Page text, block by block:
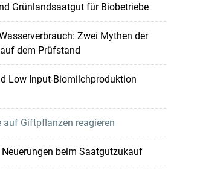
Grünlandsaatgut für Biobetriebe
Zwei Mythen der
dem Prüfstand
Low Input-Biomilchproduktion
auf Giftpflanzen reagieren
beim Saatgutzukauf